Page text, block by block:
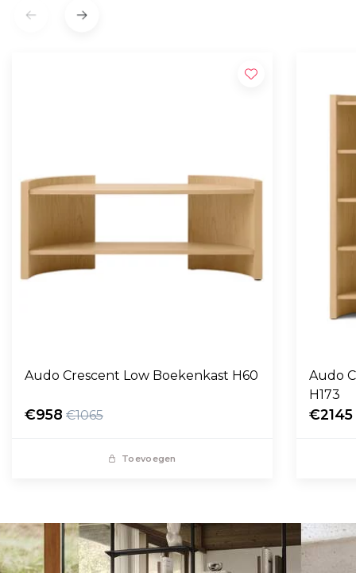
Audo Crescent Low Boekenkast H60
€958 €1065
Toevoegen
Audo
H173
€2145